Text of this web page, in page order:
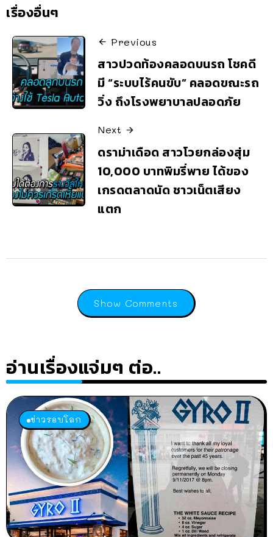
เรื่องอื่นๆ
Previous
สาวปวดท้องคลอดบนรถ โชคดี
มี “ระบบไร้คนขับ” คลอดขณะรถ
วิ่ง ถึงโรงพยาบาลปลอดภัย
Next
ดราม่าเดือด สาวโวยกล่องสุ่ม
10,000 บาทพิมรี่พาย ได้ของ
เกรดตลาดนัด ชาวเน็ตเสียง
แตก
Show Comments
อ่านเรื่องแจ่มๆ ต่อ..
ข่าวรอบโลก